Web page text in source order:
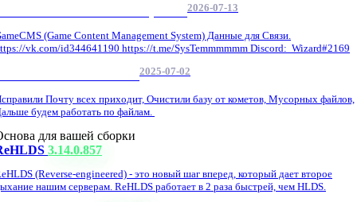
2026-07-13
(Game Content Management System) Данные для Связи.
vk.com/id344641190 https://t.me/SysTemmmmmm Discord: Wizard#2169
2025-07-02
Почту всех приходит, Очистили базу от кометов, Мусорных файлов,
будем работать по файлам.
для вашей сборки
3.14.0.857
(Reverse-engineered) - это новый шаг вперед, который дает второе
нашим серверам. ReHLDS работает в 2 раза быстрей, чем HLDS.